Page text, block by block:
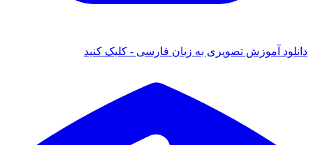
آموزش تصویری به زبان فارسی - کلیک کنید